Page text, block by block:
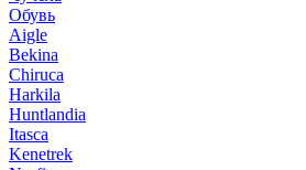
Обувь
Aigle
Bekina
Chiruсa
Harkila
Huntlandia
Itasca
Kenetrek